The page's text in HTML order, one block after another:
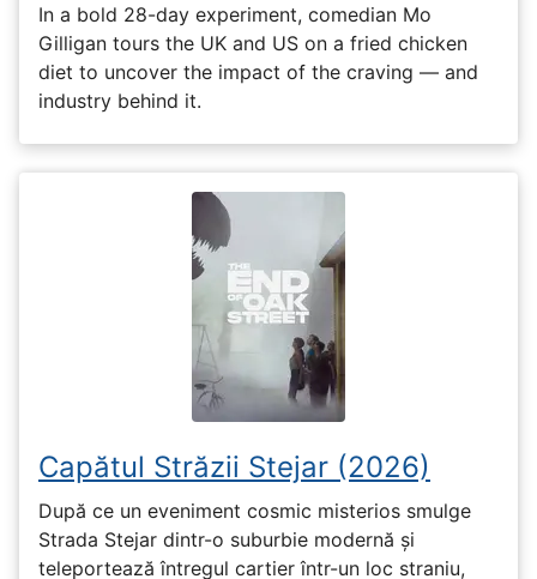
In a bold 28-day experiment, comedian Mo
Gilligan tours the UK and US on a fried chicken
diet to uncover the impact of the craving — and
industry behind it.
Capătul Străzii Stejar (2026)
După ce un eveniment cosmic misterios smulge
Strada Stejar dintr-o suburbie modernă și
teleportează întregul cartier într-un loc straniu,